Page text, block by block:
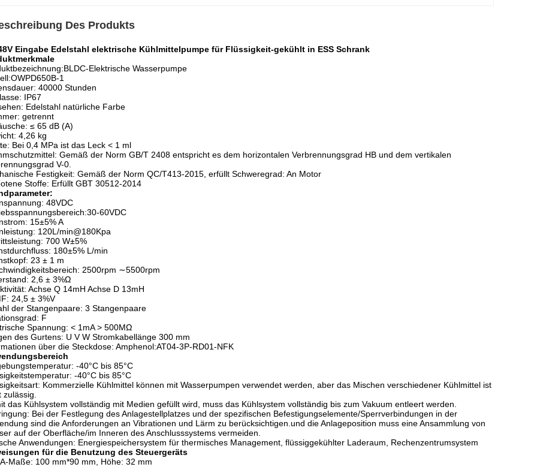
Des Produkts
Eingabe Edelstahl elektrische Kühlmittelpumpe für Flüssigkeit-gekühlt in ESS Schrank
Elektrische Wasserpumpe
1
40000 Stunden
IP67
Edelstahl natürliche Farbe
getrennt
≤ 65 dB (A)
4,26 kg
Bei 0,4 MPa ist das Leck < 1 ml
Gemäß der Norm GB/T 2408 entspricht es dem horizontalen Verbrennungsgrad HB und dem vertikalen
V-0.
Festigkeit: Gemäß der Norm QC/T413-2015, erfüllt Schweregrad: An Motor
Stoffe: Erfüllt GBT 30512-2014
48VDC
60VDC
15±5% A
120L/min@180Kpa
700 W±5%
180±5% L/min
23 ± 1 m
2500rpm ∼5500rpm
2,6 ± 3%Ω
Achse Q 14mH Achse D 13mH
24,5 ± 3%V
der Stangenpaare: 3 Stangenpaare
F
Spannung: < 1mA > 500MΩ
des Gurtens: U V W Stromkabellänge 300 mm
über die Steckdose: Amphenol:AT04-3P-RD01-NFK
-40°C bis 85°C
-40°C bis 85°C
Kommerzielle Kühlmittel können mit Wasserpumpen verwendet werden, aber das Mischen verschiedener Kühlmittel ist
zulässig.
das Kühlsystem vollständig mit Medien gefüllt wird, muss das Kühlsystem vollständig bis zum Vakuum entleert werden.
Bei der Festlegung des Anlagestellplatzes und der spezifischen Befestigungselemente/Sperrverbindungen in der
sind die Anforderungen an Vibrationen und Lärm zu berücksichtigen.und die Anlageposition muss eine Ansammlung von
auf der Oberfläche/im Inneren des Anschlusssystems vermeiden.
Anwendungen: Energiespeichersystem für thermisches Management, flüssiggekühlter Laderaum, Rechenzentrumsystem
für die Benutzung des Steuergeräts
Maße: 100 mm*90 mm, Höhe: 32 mm